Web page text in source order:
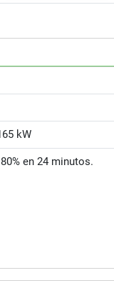
kW
en 24 minutos.